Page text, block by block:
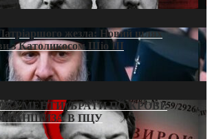
Патріаршого жезла: Новий шлях
з Католикосом Шіо III
БРАТИ ПО КРОВІ:
В ПЦУ